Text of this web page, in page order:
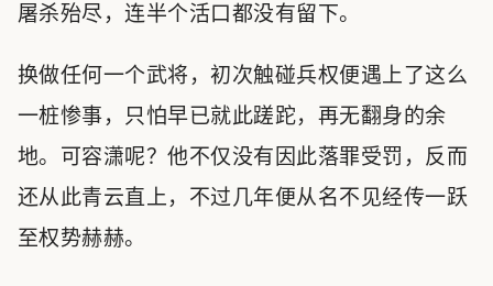
屠杀殆尽，连半个活口都没有留下。
换做任何一个武将，初次触碰兵权便遇上了这么
一桩惨事，只怕早已就此蹉跎，再无翻身的余
地。可容潇呢？他不仅没有因此落罪受罚，反而
还从此青云直上，不过几年便从名不见经传一跃
至权势赫赫。